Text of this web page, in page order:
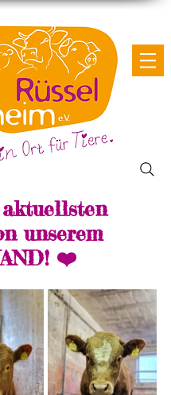
unserem
❤️